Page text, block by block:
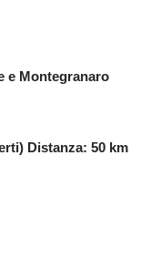
e Montegranaro
Distanza: 50 km